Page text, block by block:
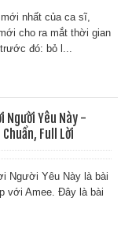
nhất của ca sĩ,
cho ra mắt thời gian
đó: bỏ l...
Người Yêu Này -
Full Lời
Người Yêu Này là bài
với Amee. Đây là bài